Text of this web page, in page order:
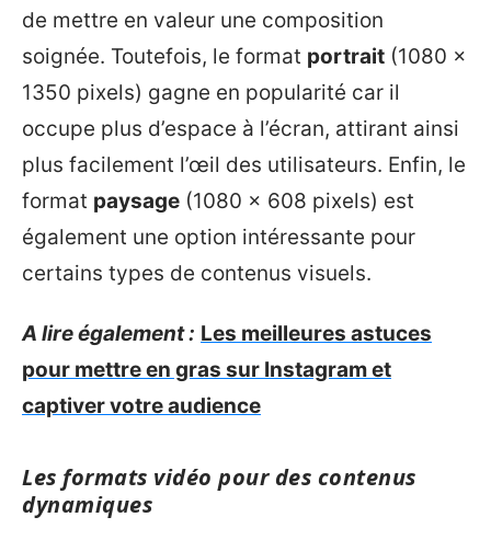
de mettre en valeur une composition
soignée. Toutefois, le format portrait (1080 x
1350 pixels) gagne en popularité car il
occupe plus d’espace à l’écran, attirant ainsi
plus facilement l’œil des utilisateurs. Enfin, le
format paysage (1080 x 608 pixels) est
également une option intéressante pour
certains types de contenus visuels.
A lire également : Les meilleures astuces
pour mettre en gras sur Instagram et
captiver votre audience
Les formats vidéo pour des contenus
dynamiques